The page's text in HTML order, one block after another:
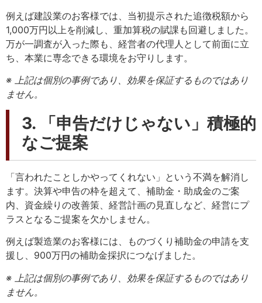
例えば建設業のお客様では、当初提示された追徴税額から
1,000万円以上を削減し、重加算税の賦課も回避しました。
万が一調査が入った際も、経営者の代理人として前面に立
ち、本業に専念できる環境をお守りします。
※ 上記は個別の事例であり、効果を保証するものではあり
ません。
3. 「申告だけじゃない」積極的
なご提案
「言われたことしかやってくれない」という不満を解消し
ます。決算や申告の枠を超えて、補助金・助成金のご案
内、資金繰りの改善策、経営計画の見直しなど、経営にプ
ラスとなるご提案を欠かしません。
例えば製造業のお客様には、ものづくり補助金の申請を支
援し、900万円の補助金採択につなげました。
※ 上記は個別の事例であり、効果を保証するものではあり
ません。